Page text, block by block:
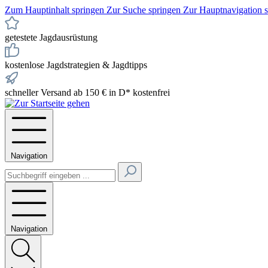
Zum Hauptinhalt springen Zur Suche springen Zur Hauptnavigation
getestete Jagdausrüstung
kostenlose Jagdstrategien & Jagdtipps
schneller Versand ab 150 € in D* kostenfrei
Navigation
Navigation